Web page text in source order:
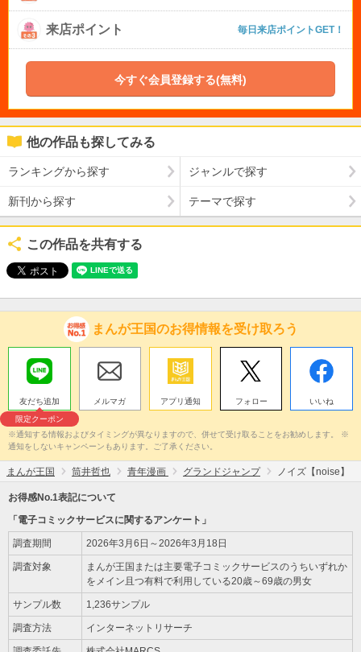
来店ポイント 毎日来店ポイントGET！
今すぐ会員登録する(無料)
他の作品も探してみる
ランキングから探す ジャンルで探す
新刊から探す テーマで探す
この作品を共有する
まんが王国のお得情報を受け取ろう
友だち追加
限定クーポン
メルマガ アプリ通知 フォロー いいね
※通知する情報およびタイミングが異なりますので、併せて受け取ることをお勧めします。 ※
通知をしないキャンペーンもあります。ご了承ください。
まんが王国 筒井哲也 青年漫画 グランドジャンプ ノイズ【noise】
お得感No.1表記について
「電子コミックサービスに関するアンケート」
調査期間 2026年3月6日～2026年3月18日
調査対象
まんが王国または主要電子コミックサービスのうちいずれか
をメイン且つ有料で利用している20歳～69歳の男女
サンプル数 1,236サンプル
調査方法 インターネットリサーチ